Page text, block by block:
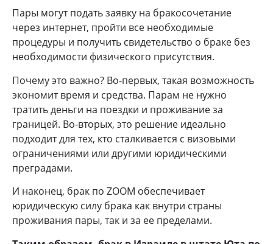
Пары могут подать заявку на бракосочетание
через интернет, пройти все необходимые
процедуры и получить свидетельство о браке без
необходимости физического присутствия.
Почему это важно? Во-первых, такая возможность
экономит время и средства. Парам не нужно
тратить деньги на поездки и проживание за
границей. Во-вторых, это решение идеально
подходит для тех, кто сталкивается с визовыми
ограничениями или другими юридическими
преградами.
И наконец, брак по ZOOM обеспечивает
юридическую силу брака как внутри страны
проживания пары, так и за ее пределами.